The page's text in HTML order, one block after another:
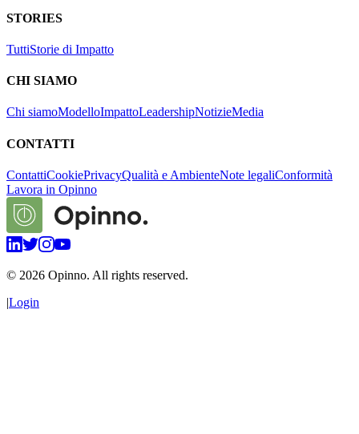
STORIES
TuttiStorie di Impatto
CHI SIAMO
Chi siamoModelloImpattoLeadershipNotizieMedia
CONTATTI
ContattiCookiePrivacyQualità e AmbienteNote legaliConformità
Lavora in Opinno
© 2026 Opinno. All rights reserved.
|Login